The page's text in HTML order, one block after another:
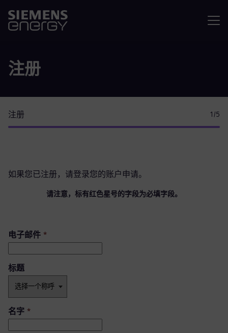
注册
注册 1 /5
如果您已注册，请登录您的账户 申请。
请注意，标有红色星号的字段为必填字段。
电子邮件 *
标题
名字 *